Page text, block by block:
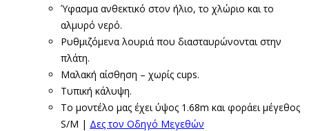
Ύφασμα ανθεκτικό στον ήλιο, το χλώριο και το
αλμυρό νερό.
Ρυθμιζόμενα λουριά που διασταυρώνονται στην
πλάτη.
Μαλακή αίσθηση – χωρίς cups.
Τυπική κάλυψη.
Το μοντέλο μας έχει ύψος 1.68m και φοράει μέγεθος
S/M | Δες τον Οδηγό Μεγεθών